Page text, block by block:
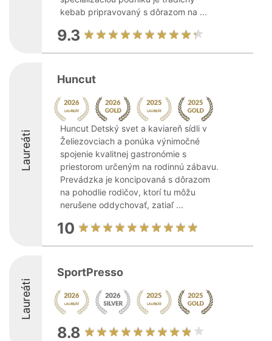
kebab pripravovaný s dôrazom na ...
9.3
Laureáti
Huncut
Huncut Detský svet a kaviareň sídli v
Želiezovciach a ponúka výnimočné
spojenie kvalitnej gastronómie s
priestorom určeným na rodinnú zábavu.
Prevádzka je koncipovaná s dôrazom
na pohodlie rodičov, ktorí tu môžu
nerušene oddychovať, zatiaľ ...
10
Laureáti
SportPresso
8.8